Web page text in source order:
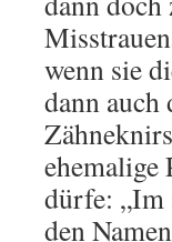
wenn sie
dann auch
ehemalige
dürfe: „Im
den